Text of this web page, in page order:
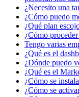
¿Necesito una
¿Cómo puedo
¿Qué plan
¿Cómo
Tengo varias
¿Qué es el
¿Dónde puedo
¿Qué es el
¿Cómo se
¿Cómo se